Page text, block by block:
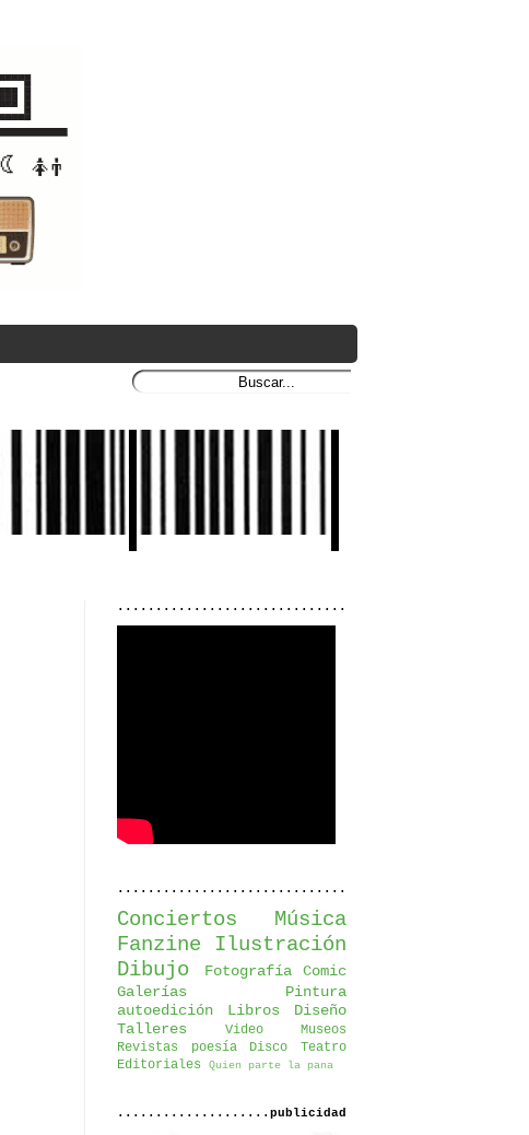
..............................
..............................
Conciertos
Música
Fanzine
Ilustración
Dibujo
Fotografía
Comic
Galerías
Pintura
autoedición
Libros
Diseño
Talleres
Video
Museos
Revistas
poesía Disco
Teatro
Editoriales
Quien parte la pana
....................publicidad